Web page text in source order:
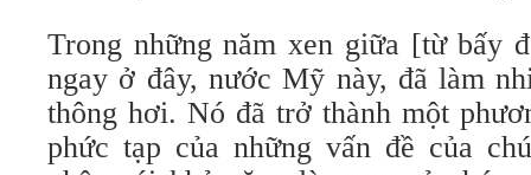
Trong những năm xen giữa [từ bấy
ngay ở đây, nước Mỹ này, đã làm
thông hơi. Nó đã trở thành một
phức tạp của những vấn đề của